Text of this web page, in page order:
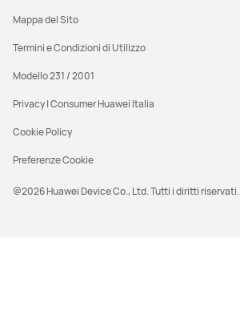
@2026 Huawei Device Co., Ltd. Tutti i diritti riservati.
Mappa del Sito
Termini e Condizioni di Utilizzo
Modello 231 / 2001
Privacy | Consumer Huawei Italia
Cookie Policy
Preferenze Cookie